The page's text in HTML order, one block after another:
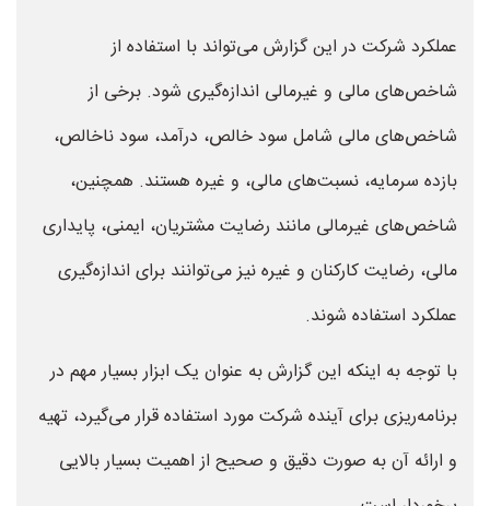
عملکرد شرکت در این گزارش می‌تواند با استفاده از
شاخص‌های مالی و غیرمالی اندازه‌گیری شود. برخی از
شاخص‌های مالی شامل سود خالص، درآمد، سود ناخالص،
بازده سرمایه، نسبت‌های مالی، و غیره هستند. همچنین،
شاخص‌های غیرمالی مانند رضایت مشتریان، ایمنی، پایداری
مالی، رضایت کارکنان و غیره نیز می‌توانند برای اندازه‌گیری
عملکرد استفاده شوند.
با توجه به اینکه این گزارش به عنوان یک ابزار بسیار مهم در
برنامه‌ریزی برای آینده شرکت مورد استفاده قرار می‌گیرد، تهیه
و ارائه آن به صورت دقیق و صحیح از اهمیت بسیار بالایی